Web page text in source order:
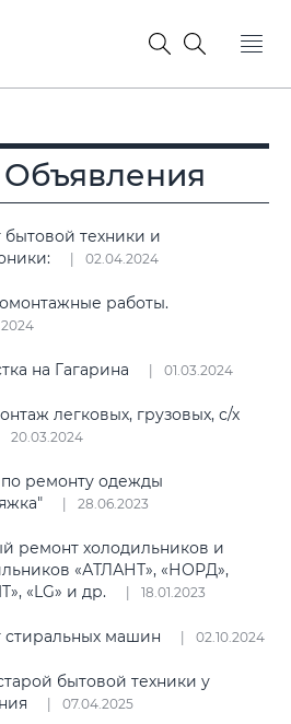
Объявления
бытовой техники и
02.04.2024
работы.
на Гагарина 01.03.2024
легковых, грузовых, с/х
20.03.2024
по ремонту одежды
28.06.2023
ремонт холодильников и
«АТЛАНТ», «НОРД»,
«LG» и др.
18.01.2023
стиральных машин 02.10.2024
бытовой техники у
07.04.2025